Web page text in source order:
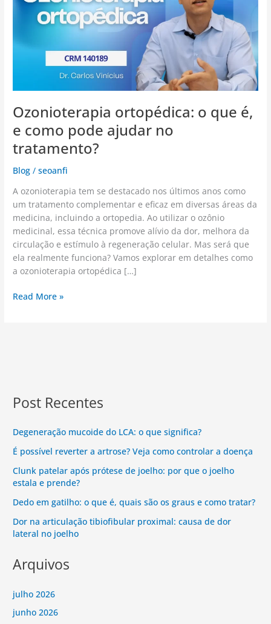
Ozonioterapia ortopédica: o que é,
e como pode ajudar no
tratamento?
Blog /seoanfi
A ozonioterapia tem se destacado nos últimos anos como
um tratamento complementar e eficaz em diversas áreas da
medicina, incluindo a ortopedia. Ao utilizar o ozônio
medicinal, essa técnica promove alívio da dor, melhora da
circulação e estímulo à regeneração celular. Mas será que
ela realmente funciona? Vamos explorar em detalhes como
a ozonioterapia ortopédica […]
tratamento?
Read More »
Post Recentes
Degeneração mucoide do LCA: o que significa?
É possível reverter a artrose? Veja como controlar a doença
Clunk patelar após prótese de joelho: por que o joelho
estala e prende?
Dedo em gatilho: o que é, quais são os graus e como tratar?
Dor na articulação tibiofibular proximal: causa de dor
lateral no joelho
Arquivos
julho 2026
junho 2026